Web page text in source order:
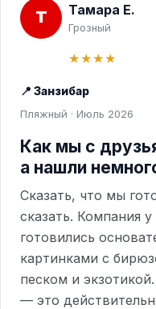
Т Тамара Е.
Грозный
★★★★
📍 Занзибар
Пляжный · Июль 2026
Как мы с
а нашли
Сказать, что мы
сказать. Компания
готовились
картинками с
песком и
— это